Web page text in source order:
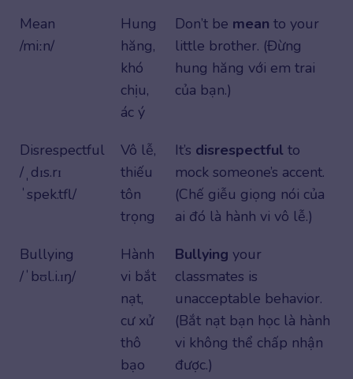
Mean
/miːn/
Hung
hăng,
khó
chịu,
ác ý
Don’t be mean to your
little brother. (Đừng
hung hăng với em trai
của bạn.)
Disrespectful
/ˌdɪs.rɪ
ˈspek.tfl/
Vô lễ,
thiếu
tôn
trọng
It’s disrespectful to
mock someone’s accent.
(Chế giễu giọng nói của
ai đó là hành vi vô lễ.)
Bullying
/ˈbʊl.i.ɪŋ/
Hành
vi bắt
nạt,
cư xử
thô
bạo
Bullying your
classmates is
unacceptable behavior.
(Bắt nạt bạn học là hành
vi không thể chấp nhận
được.)